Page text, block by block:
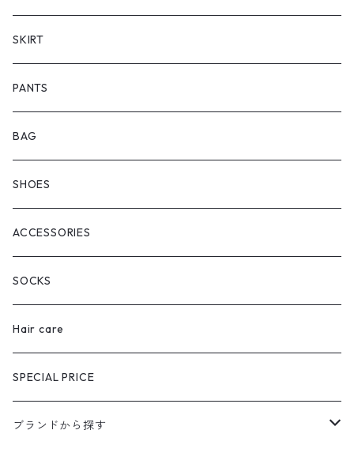
SKIRT
PANTS
BAG
SHOES
ACCESSORIES
SOCKS
Hair care
SPECIAL PRICE
ブランドから探す